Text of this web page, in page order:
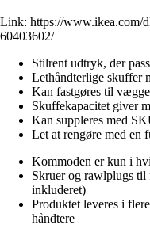
Link: https://www.ikea.com/
60403602/
Stilrent udtryk, der
Lethåndterlige skuffer
Kan fastgøres til
Skuffekapacitet giver
Kan suppleres med
Let at rengøre med en
Kommoden er kun i
Skruer og rawlplugs
inkluderet)
Produktet leveres i
håndtere